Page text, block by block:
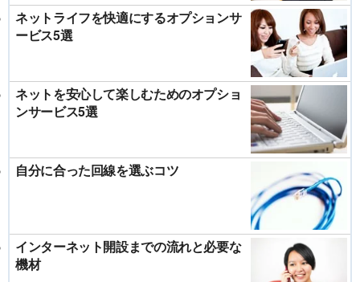
ネットライフを快適にするオプションサ
ービス5選
ネットを安心して楽しむためのオプショ
ンサービス5選
自分に合った回線を選ぶコツ
インターネット開設までの流れと必要な
機材